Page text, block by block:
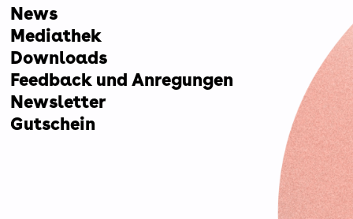
News
Mediathek
Downloads
Feedback und Anregungen
Newsletter
Gutschein